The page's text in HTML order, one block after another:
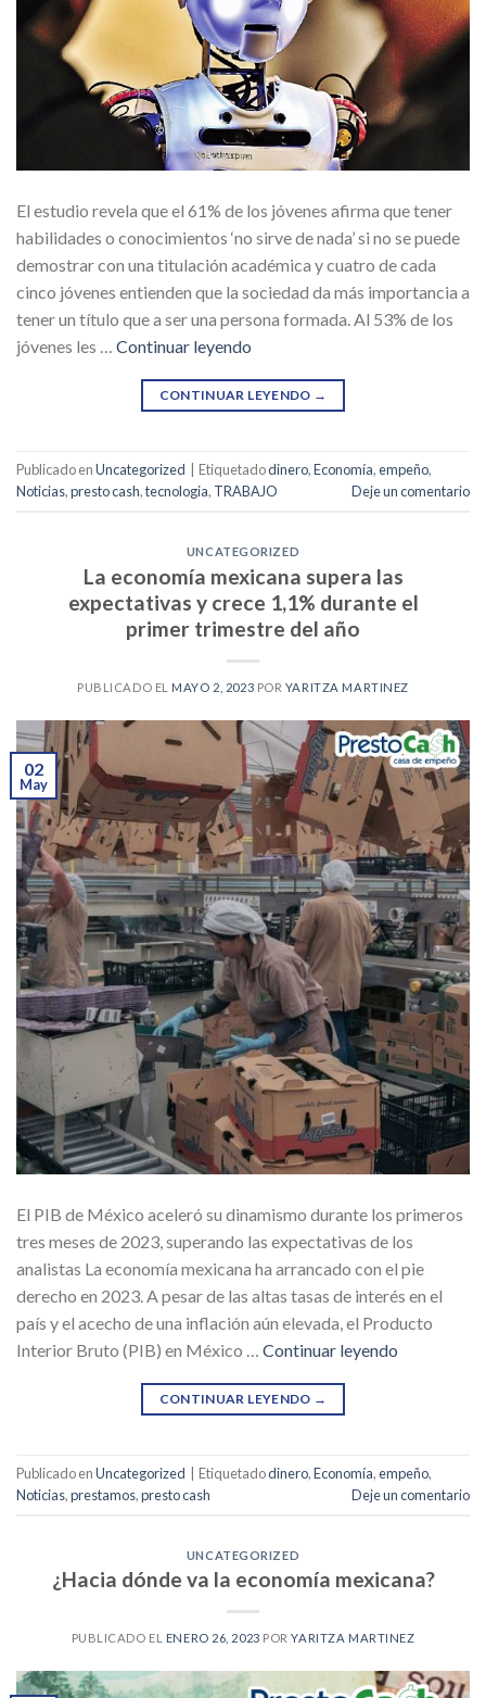
El estudio revela que el 61% de los jóvenes afirma que tener
habilidades o conocimientos ‘no sirve de nada’ si no se puede
demostrar con una titulación académica y cuatro de cada
cinco jóvenes entienden que la sociedad da más importancia a
tener un título que a ser una persona formada. Al 53% de los
jóvenes les … Continuar leyendo
CONTINUAR LEYENDO →
Publicado enUncategorized Etiquetadodinero,Economía,empeño,
Noticias,presto cash,tecnologia, TRABAJO Deje un comentario
UNCATEGORIZED
La economía mexicana supera las
expectativas y crece 1,1% durante el
primer trimestre del año
PUBLICADO EL MAYO 2, 2023 POR YARITZA MARTINEZ
02
May
El PIB de México aceleró su dinamismo durante los primeros
tres meses de 2023, superando las expectativas de los
analistas La economía mexicana ha arrancado con el pie
derecho en 2023. A pesar de las altas tasas de interés en el
país y el acecho de una inflación aún elevada, el Producto
Interior Bruto (PIB) en México … Continuar leyendo
CONTINUAR LEYENDO →
Publicado enUncategorized Etiquetadodinero,Economía,empeño,
Noticias,prestamos,presto cash Deje un comentario
UNCATEGORIZED
¿Hacia dónde va la economía mexicana?
PUBLICADO EL ENERO 26, 2023 PORYARITZA MARTINEZ